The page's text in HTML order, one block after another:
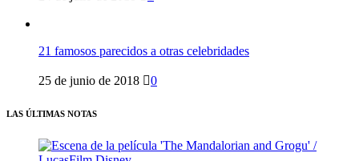
21 famosos parecidos a otras celebridades
25 de junio de 2018 0
LAS ÚLTIMAS NOTAS